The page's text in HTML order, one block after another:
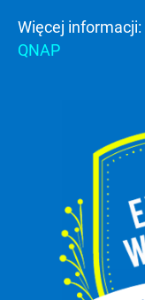
Więcej informacji:
QNAP